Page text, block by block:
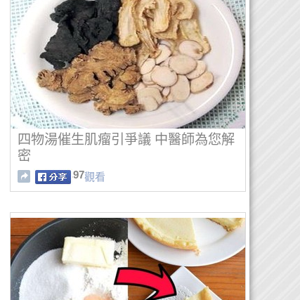
四物湯催生肌瘤引爭議 中醫師為您解
密
97觀看